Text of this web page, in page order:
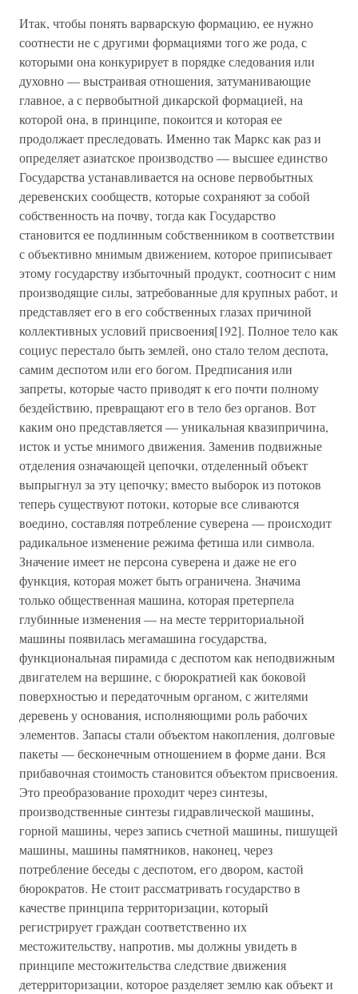
Итак, чтобы понять варварскую формацию, ее нужно
соотнести не с другими формациями того же рода, с
которыми она конкурирует в порядке следования или
духовно — выстраивая отношения, затуманивающие
главное, а с первобытной дикарской формацией, на
которой она, в принципе, покоится и которая ее
продолжает преследовать. Именно так Маркс как раз и
определяет азиатское производство — высшее единство
Государства устанавливается на основе первобытных
деревенских сообществ, которые сохраняют за собой
собственность на почву, тогда как Государство
становится ее подлинным собственником в соответствии
с объективно мнимым движением, которое приписывает
этому государству избыточный продукт, соотносит с ним
производящие силы, затребованные для крупных работ, и
представляет его в его собственных глазах причиной
коллективных условий присвоения[192]. Полное тело как
социус перестало быть землей, оно стало телом деспота,
самим деспотом или его богом. Предписания или
запреты, которые часто приводят к его почти полному
бездействию, превращают его в тело без органов. Вот
каким оно представляется — уникальная квазипричина,
исток и устье мнимого движения. Заменив подвижные
отделения означающей цепочки, отделенный объект
выпрыгнул за эту цепочку; вместо выборок из потоков
теперь существуют потоки, которые все сливаются
воедино, составляя потребление суверена — происходит
радикальное изменение режима фетиша или символа.
Значение имеет не персона суверена и даже не его
функция, которая может быть ограничена. Значима
только общественная машина, которая претерпела
глубинные изменения — на месте территориальной
машины появилась мегамашина государства,
функциональная пирамида с деспотом как неподвижным
двигателем на вершине, с бюрократией как боковой
поверхностью и передаточным органом, с жителями
деревень у основания, исполняющими роль рабочих
элементов. Запасы стали объектом накопления, долговые
пакеты — бесконечным отношением в форме дани. Вся
прибавочная стоимость становится объектом присвоения.
Это преобразование проходит через синтезы,
производственные синтезы гидравлической машины,
горной машины, через запись счетной машины, пишущей
машины, машины памятников, наконец, через
потребление беседы с деспотом, его двором, кастой
бюрократов. Не стоит рассматривать государство в
качестве принципа территоризации, который
регистрирует граждан соответственно их
местожительству, напротив, мы должны увидеть в
принципе местожительства следствие движения
детерриторизации, которое разделяет землю как объект и